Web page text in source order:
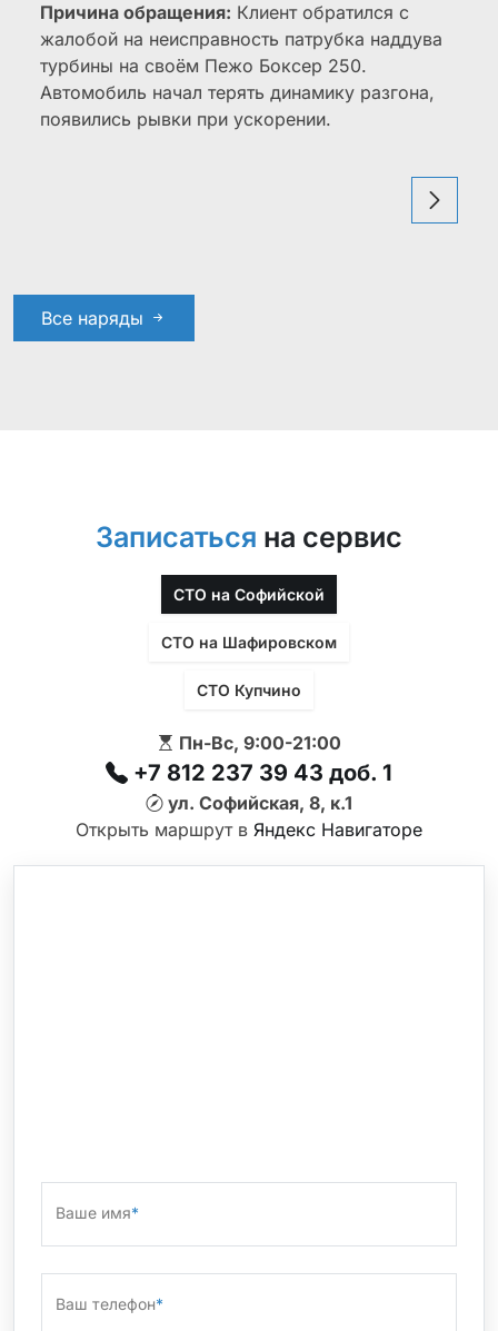
Причина обращения: Клиент обратился с
жалобой на неисправность патрубка наддува
турбины на своём Пежо Боксер 250.
Автомобиль начал терять динамику разгона,
появились рывки при ускорении.
Все наряды
Записаться на сервис
СТО на Софийской
СТО на Шафировском
СТО Купчино
Пн-Вс, 9:00-21:00
+7 812 237 39 43 доб. 1
ул. Софийская, 8, к.1
Открыть маршрут в Яндекс Навигаторе
Ваше имя*
Ваш телефон*